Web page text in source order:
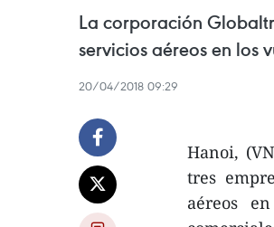
La corporación
servicios aéreos en los
20/04/2018 09:29
Hanoi,
tres
aéreos